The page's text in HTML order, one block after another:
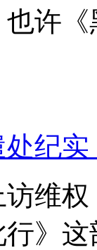
许
纪实
维
》